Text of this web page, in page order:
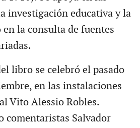
investigación educativa y la
la consulta de fuentes
libro se celebró el pasado
en las instalaciones
Vito Alessio Robles.
comentaristas Salvador